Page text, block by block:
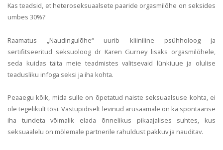
Kas teadsid, et heteroseksuaalsete paaride orgasmilõhe on seksides
umbes 30%?
Raamatus „Naudingulõhe“ uurib kliiniline psühholoog ja
sertifitseeritud seksuoloog dr Karen Gurney lisaks orgasmilõhele,
seda kuidas täita meie teadmistes valitsevaid lünkiuue ja olulise
teadusliku infoga seksi ja iha kohta.
Peaaegu kõik, mida sulle on õpetatud naiste seksuaalsuse kohta, ei
ole tegelikult tõsi. Vastupidiselt levinud arusaamale on ka spontaanse
iha tundeta võimalik elada õnnelikus pikaajalises suhtes, kus
seksuaalelu on mõlemale partnerile rahuldust pakkuv ja nauditav.